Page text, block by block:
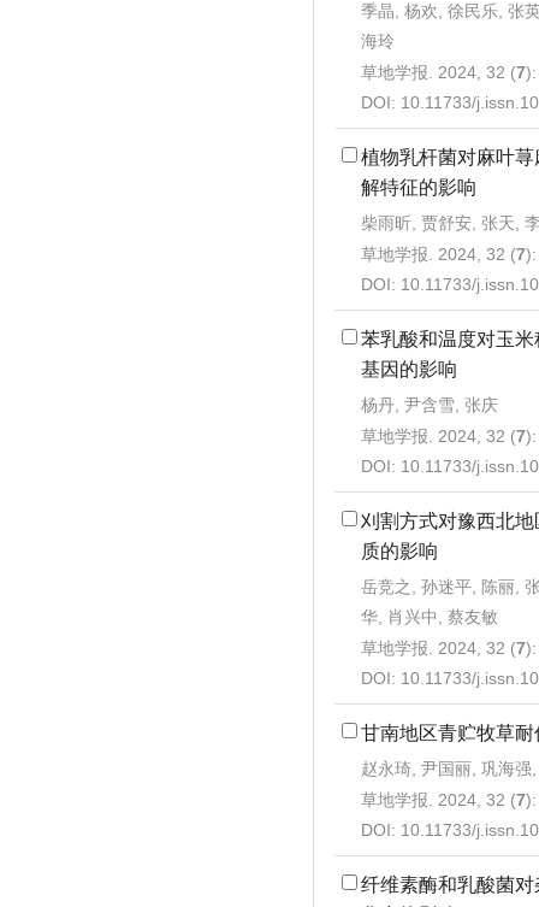
季晶, 杨欢, 徐民乐, 张
海玲
草地学报. 2024, 32 (7
DOI: 10.11733/
植物乳杆菌对麻叶
解特征的影响
柴雨昕, 贾舒安, 张天,
草地学报. 2024, 32 (7
DOI: 10.11733/
苯乳酸和温度对玉
基因的影响
杨丹, 尹含雪, 张庆
草地学报. 2024, 32 (7
DOI: 10.11733/
刈割方式对豫西北
质的影响
岳竞之, 孙迷平, 陈丽,
华, 肖兴中, 蔡友敏
草地学报. 2024, 32 (7
DOI: 10.11733/
甘南地区青贮牧草
赵永琦, 尹国丽, 巩海强
草地学报. 2024, 32 (7
DOI: 10.11733/
纤维素酶和乳酸菌